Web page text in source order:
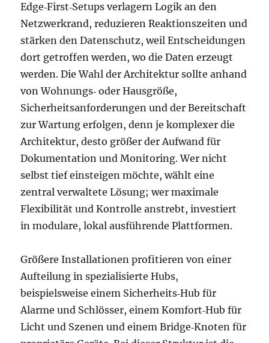
Edge‑First‑Setups verlagern Logik an den
Netzwerkrand, reduzieren Reaktionszeiten und
stärken den Datenschutz, weil Entscheidungen
dort getroffen werden, wo die Daten erzeugt
werden. Die Wahl der Architektur sollte anhand
von Wohnungs‑ oder Hausgröße,
Sicherheitsanforderungen und der Bereitschaft
zur Wartung erfolgen, denn je komplexer die
Architektur, desto größer der Aufwand für
Dokumentation und Monitoring. Wer nicht
selbst tief einsteigen möchte, wählt eine
zentral verwaltete Lösung; wer maximale
Flexibilität und Kontrolle anstrebt, investiert
in modulare, lokal ausführende Plattformen.
Größere Installationen profitieren von einer
Aufteilung in spezialisierte Hubs,
beispielsweise einem Sicherheits‑Hub für
Alarme und Schlösser, einem Komfort‑Hub für
Licht und Szenen und einem Bridge‑Knoten für